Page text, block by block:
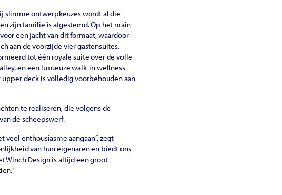
slimme ontwerpkeuzes wordt al die
zijn familie is afgestemd. Op het main
een jacht van dit formaat, waardoor
aan de voorzijde vier gastensuites.
tot één royale suite over de volle
en een luxueuze walk-in wellness
deck is volledig voorbehouden aan
te realiseren, die volgens de
de scheepswerf.
enthousiasme aangaan”, zegt
van hun eigenaren en biedt ons
Winch Design is altijd een groot